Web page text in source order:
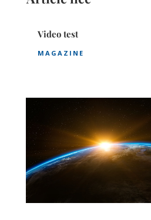
Video test
MAGAZINE